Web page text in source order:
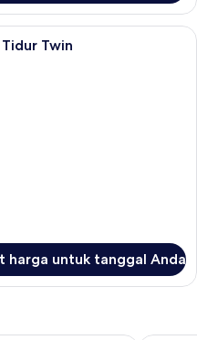
Meja kerja, Wi-Fi gratis, dan seprai
Twin
harga untuk tanggal Anda